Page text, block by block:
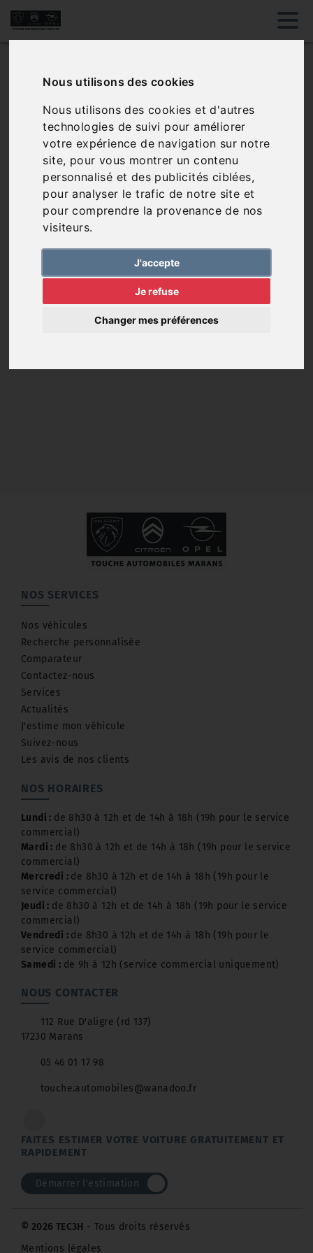
Nous utilisons des cookies
Nous utilisons des cookies et d'autres
technologies de suivi pour améliorer
votre expérience de navigation sur notre
site, pour vous montrer un contenu
personnalisé et des publicités ciblées,
pour analyser le trafic de notre site et
pour comprendre la provenance de nos
visiteurs.
J'accepte
Je refuse
Changer mes préférences
Véhicules favoris
Aucun véhicule dans vos favoris, vous pouvez en
ajouter via notre page de véhicules
Sélectionner des
NOS SERVICES
Nos véhicules
Recherche personnalisée
Comparateur
Contactez-nous
Services
Actualités
J'estime mon véhicule
Suivez-nous
Les avis de nos clients
NOS HORAIRES
Lundi : de 8h30 à 12h et de 14h à 18h (19h pour le service
commercial)
Mardi : de 8h30 à 12h et de 14h à 18h (19h pour le service
commercial)
Mercredi : de 8h30 à 12h et de 14h à 18h (19h pour le
service commercial)
Jeudi : de 8h30 à 12h et de 14h à 18h (19h pour le service
commercial)
Vendredi : de 8h30 à 12h et de 14h à 18h (19h pour le
service commercial)
Samedi : de 9h à 12h (service commercial uniquement)
NOUS CONTACTER
112 Rue D'aligre (rd 137)
17230 Marans
05 46 01 17 98
touche.automobiles@wanadoo.fr
FAITES ESTIMER VOTRE VOITURE GRATUITEMENT ET
RAPIDEMENT
Démarrer l'estimation
© 2026 TEC3H - Tous droits réservés
Mentions légales